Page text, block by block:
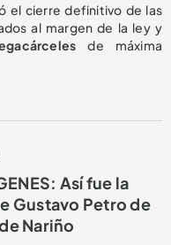
el cierre definitivo de las
al margen de la ley y
de máxima
Así fue la
Gustavo Petro de
Nariño